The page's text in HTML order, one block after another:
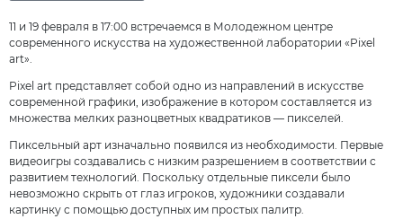
11 и 19 февраля в 17:00 встречаемся в Молодежном центре
современного искусства на художественной лаборатории «Pixel
art».
Pixel art представляет собой одно из направлений в искусстве
современной графики, изображение в котором составляется из
множества мелких разноцветных квадратиков — пикселей.
Пиксельный арт изначально появился из необходимости. Первые
видеоигры создавались с низким разрешением в соответствии с
развитием технологий. Поскольку отдельные пиксели было
невозможно скрыть от глаз игроков, художники создавали
картинку с помощью доступных им простых палитр.